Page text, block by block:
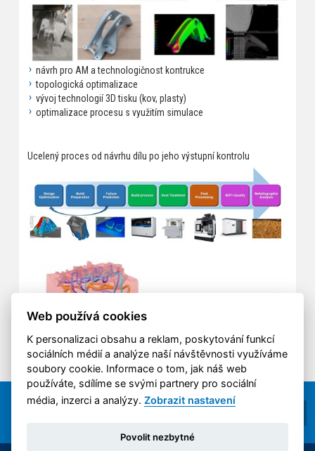
návrh pro AM a technologičnost kontrukce
topologická optimalizace
vývoj technologií 3D tisku (kov, plasty)
optimalizace procesu s využitím simulace
Ucelený proces od návrhu dílu po jeho výstupní kontrolu
Web používá cookies
K personalizaci obsahu a reklam, poskytování funkcí
sociálních médií a analýze naší návštěvnosti využíváme
soubory cookie. Informace o tom, jak náš web
používáte, sdílíme se svými partnery pro sociální
média, inzerci a analýzy.Zobrazit nastavení
Povolit nezbytné